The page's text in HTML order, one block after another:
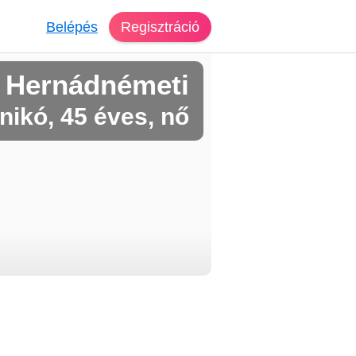
Belépés Regisztráció
45 éves, nő